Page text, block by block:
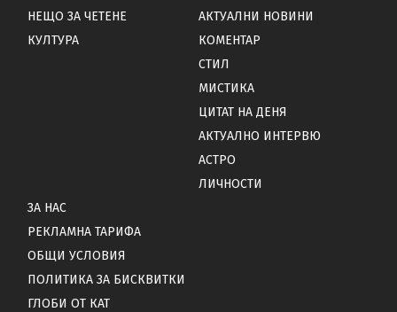
НЕЩО ЗА ЧЕТЕНЕ
КУЛТУРА
АКТУАЛНИ НОВИНИ
КОМЕНТАР
СТИЛ
МИСТИКА
ЦИТАТ НА ДЕНЯ
АКТУАЛНО ИНТЕРВЮ
АСТРО
ЛИЧНОСТИ
ЗА НАС
РЕКЛАМНА ТАРИФА
ОБЩИ УСЛОВИЯ
ПОЛИТИКА ЗА БИСКВИТКИ
ГЛОБИ ОТ КАТ